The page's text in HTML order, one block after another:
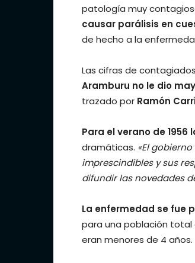
patología muy
causar parálisis en
de hecho a la
Las cifras de
Aramburu no le dio
trazado por Ramón
Para el verano de 1956
dramáticas. «El
imprescindibles y sus
difundir las novedades
La enfermedad se fue
para una población total
eran menores de 4 años.